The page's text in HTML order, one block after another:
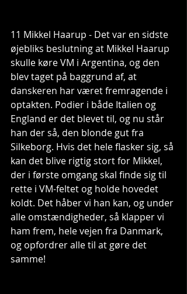
11 Mikkel Haarup - Det var en sidste
øjebliks beslutning at Mikkel Haarup
skulle køre VM i Argentina, og den
blev taget på baggrund af, at
danskeren har været fremragende i
optakten. Podier i både Italien og
England er det blevet til, og nu står
han der så, den blonde gut fra
Silkeborg. Hvis det hele flasker sig, så
kan det blive rigtig stort for Mikkel,
der i første omgang skal finde sig til
rette i VM-feltet og holde hovedet
koldt. Det håber vi han kan, og under
alle omstændigheder, så klapper vi
ham frem, hele vejen fra Danmark,
og opfordrer alle til at gøre det
samme!